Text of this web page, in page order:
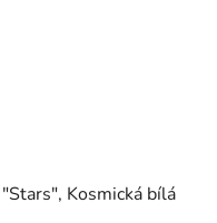
Kosmická bílá